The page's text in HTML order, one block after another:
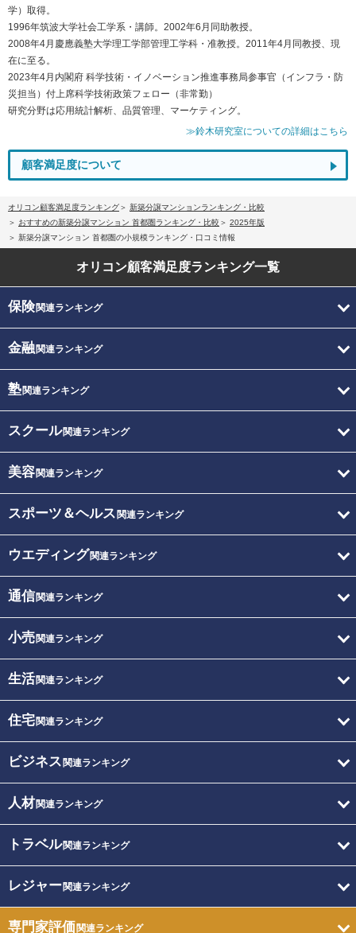
学）取得。
1996年筑波大学社会工学系・講師。2002年6月同助教授。
2008年4月慶應義塾大学理工学部管理工学科・准教授。2011年4月同教授、現
在に至る。
2023年4月内閣府 科学技術・イノベーション推進事務局参事官（インフラ・防
災担当）付上席科学技術政策フェロー（非常勤）
研究分野は応用統計解析、品質管理、マーケティング。
≫鈴木研究室についての詳細はこちら
顧客満足度について
オリコン顧客満足度ランキング
新築分譲マンションランキング・比較
おすすめの新築分譲マンション 首都圏ランキング・比較
2025年版
新築分譲マンション 首都圏の小規模ランキング・口コミ情報
オリコン顧客満足度ランキング一覧
保険関連ランキング
金融関連ランキング
塾関連ランキング
スクール関連ランキング
美容関連ランキング
スポーツ＆ヘルス 関連ランキング
ウエディング関連ランキング
通信関連ランキング
小売関連ランキング
生活関連ランキング
住宅関連ランキング
ビジネス 関連ランキング
人材関連ランキング
トラベル関連ランキング
レジャー関連ランキング
専門家評価関連ランキング